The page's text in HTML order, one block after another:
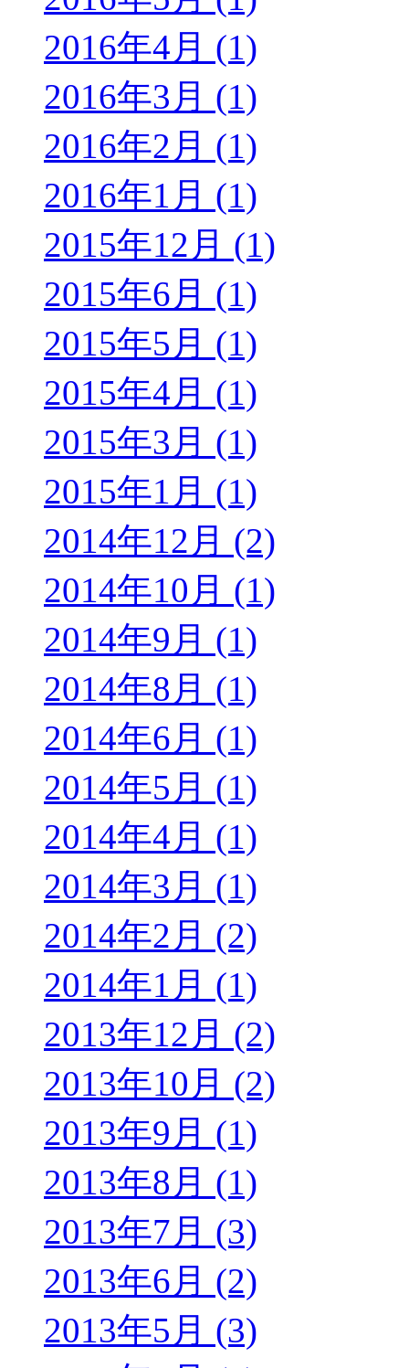
2016年4月 (1)
2016年3月 (1)
2016年2月 (1)
2016年1月 (1)
2015年12月 (1)
2015年6月 (1)
2015年5月 (1)
2015年4月 (1)
2015年3月 (1)
2015年1月 (1)
2014年12月 (2)
2014年10月 (1)
2014年9月 (1)
2014年8月 (1)
2014年6月 (1)
2014年5月 (1)
2014年4月 (1)
2014年3月 (1)
2014年2月 (2)
2014年1月 (1)
2013年12月 (2)
2013年10月 (2)
2013年9月 (1)
2013年8月 (1)
2013年7月 (3)
2013年6月 (2)
2013年5月 (3)